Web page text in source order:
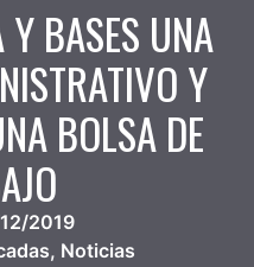
BASES UNA
Y
BOLSA DE
2019
, Noticias